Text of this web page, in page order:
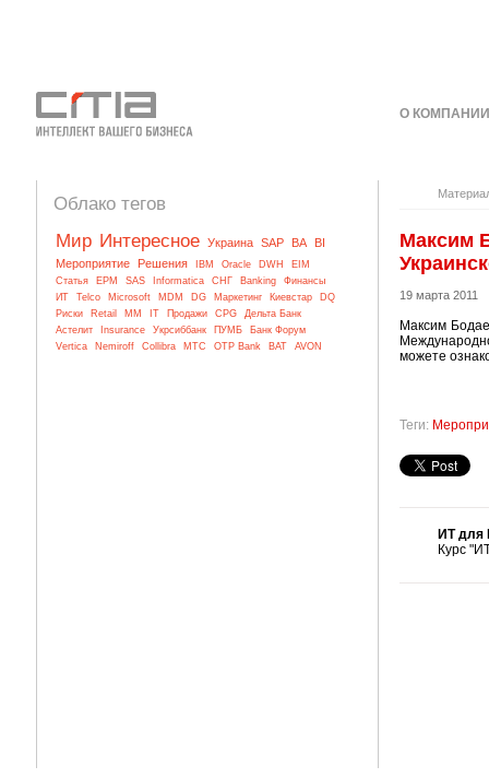
О
Облако тегов
Мир Интересное Украина SAP BA
BI
Мероприятие
Решения IBM Oracle DWH
EIM
Статья
EPM SAS Informatica СНГ Banking
Финансы
ИТ
Telco Microsoft MDM DG Маркетинг Киевстар
DQ
Риски
Retail MM IT Продажи CPG
Дельта Банк
Астелит
Insurance Укрсиббанк ПУМБ
Банк Форум
Vertica
Nemiroff Collibra МТС OTP Bank BAT AVON
Максим
19 марта 2011
Максим
можете
Теги:
ИТ для
Курс